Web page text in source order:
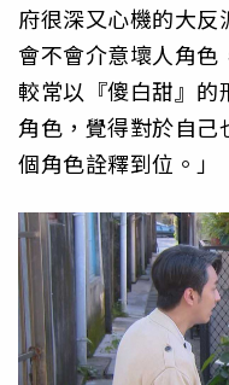
府很深又心機的大
會不會介意壞人角
較常以『傻白甜』的
角色，覺得對於自
個角色詮釋到位。」